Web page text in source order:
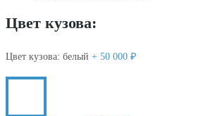
Цвет кузова:
Цвет кузова: белый + 50 000 ₽